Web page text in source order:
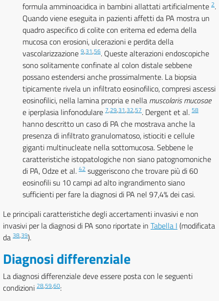
formula amminoacidica in bambini allattati artificialmente 2.
Quando viene eseguita in pazienti affetti da PA mostra un
quadro aspecifico di colite con eritema ed edema della
mucosa con erosioni, ulcerazioni e perdita della
vascolarizzazione 9,31,56. Queste alterazioni endoscopiche
sono solitamente confinate al colon distale sebbene
possano estendersi anche prossimalmente. La biopsia
tipicamente rivela un infiltrato eosinofilico, compresi ascessi
eosinofilici, nella lamina propria e nella muscolaris mucosae
e iperplasia linfonodulare 7,29,31,32,57. Dergent et al. 58
hanno descritto un caso di PA che mostrava anche la
presenza di infiltrato granulomatoso, istiociti e cellule
giganti multinucleate nella sottomucosa. Sebbene le
caratteristiche istopatologiche non siano patognomoniche
di PA, Odze et al. 42 suggeriscono che trovare più di 60
eosinofili su 10 campi ad alto ingrandimento siano
sufficienti per fare la diagnosi di PA nel 97,4% dei casi.
Le principali caratteristiche degli accertamenti invasivi e non
invasivi per la diagnosi di PA sono riportate in Tabella I (modificata
da 38,39).
Diagnosi differenziale
La diagnosi differenziale deve essere posta con le seguenti
condizioni 28,59,60: